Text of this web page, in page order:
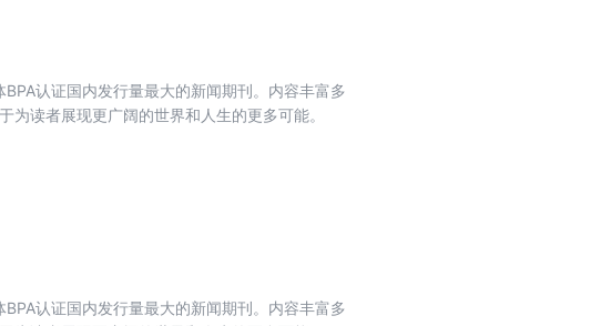
认证国内发行量最大的新闻期刊。内容丰富多
读者展现更广阔的世界和人生的更多可能。
认证国内发行量最大的新闻期刊。内容丰富多